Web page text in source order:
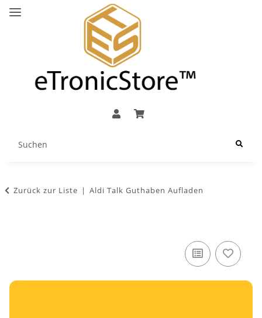
Zurück zur Liste Aldi Talk Guthaben Aufladen